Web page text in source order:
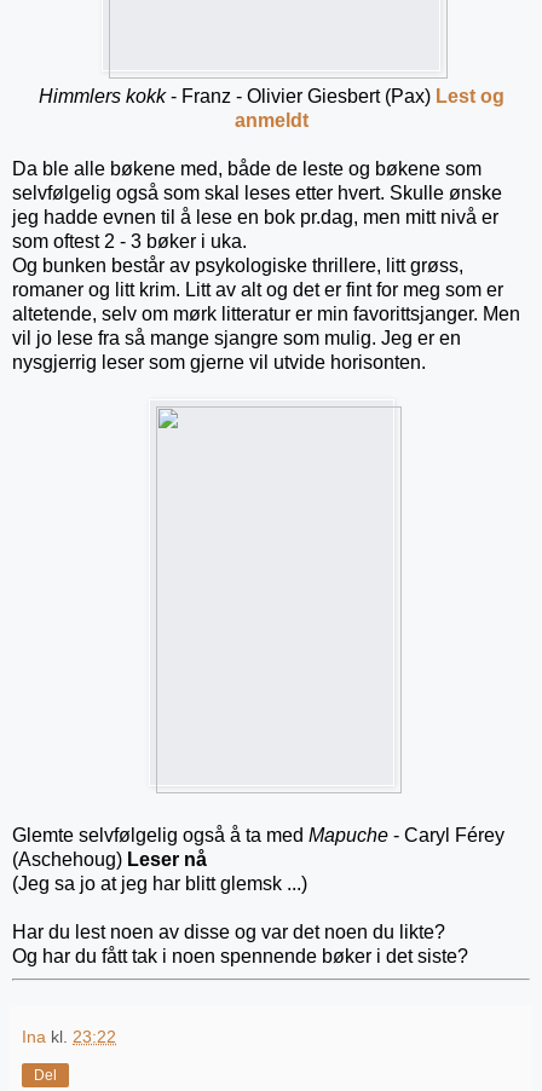
Himmlers kokk- Franz - Olivier Giesbert (Pax)Lest og
anmeldt
Da ble alle bøkene med, både de leste og bøkene som
selvfølgelig også som skal leses etter hvert. Skulle ønske
jeg hadde evnen til å lese en bok pr.dag, men mitt nivå er
som oftest 2 - 3 bøker i uka.
Og bunken består av psykologiske thrillere, litt grøss,
romaner og litt krim. Litt av alt og det er fint for meg som er
altetende, selv om mørk litteratur er min favorittsjanger. Men
vil jo lese fra så mange sjangre som mulig. Jeg er en
nysgjerrig leser som gjerne vil utvide horisonten.
Glemte selvfølgelig også å ta med Mapuche - Caryl Férey
(Aschehoug) Leser nå
(Jeg sa jo at jeg har blitt glemsk ...)
Har du lest noen av disse og var det noen du likte?
Og har du fått tak i noen spennende bøker i det siste?
Ina kl. 23:22
Del